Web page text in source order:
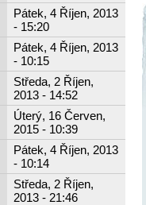
Pátek, 4 Říjen, 2013
- 15:20
Pátek, 4 Říjen, 2013
- 10:15
Středa, 2 Říjen,
2013 - 14:52
Úterý, 16 Červen,
2015 - 10:39
Pátek, 4 Říjen, 2013
- 10:14
Středa, 2 Říjen,
2013 - 21:46